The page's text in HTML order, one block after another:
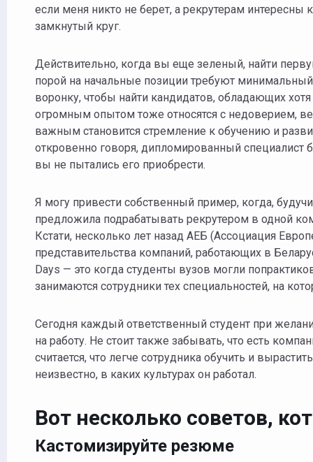
если меня никто не берет, а рекрутерам
замкнутый круг.
Действительно, когда вы еще зеленый, найти
порой на начальные позиции требуют
воронку, чтобы найти кандидатов, обладающих
огромным опытом тоже относятся с недоверием,
важным становится стремление к обучению и
откровенно говоря, дипломированный специалист
вы не пытались его приобрести.
Я могу привести собственный пример, когда,
предложила подрабатывать рекрутером в одной
Кстати, несколько лет назад АЕБ (Ассоциация
представительства компаний, работающих в
Days — это когда студенты вузов могли
занимаются сотрудники тех специальностей, на
Сегодня каждый ответственный студент при
на работу. Не стоит также забывать, что есть
считается, что легче сотрудника обучить и
неизвестно, в каких культурах он работал.
Вот несколько советов,
Кастомизируйте резюме